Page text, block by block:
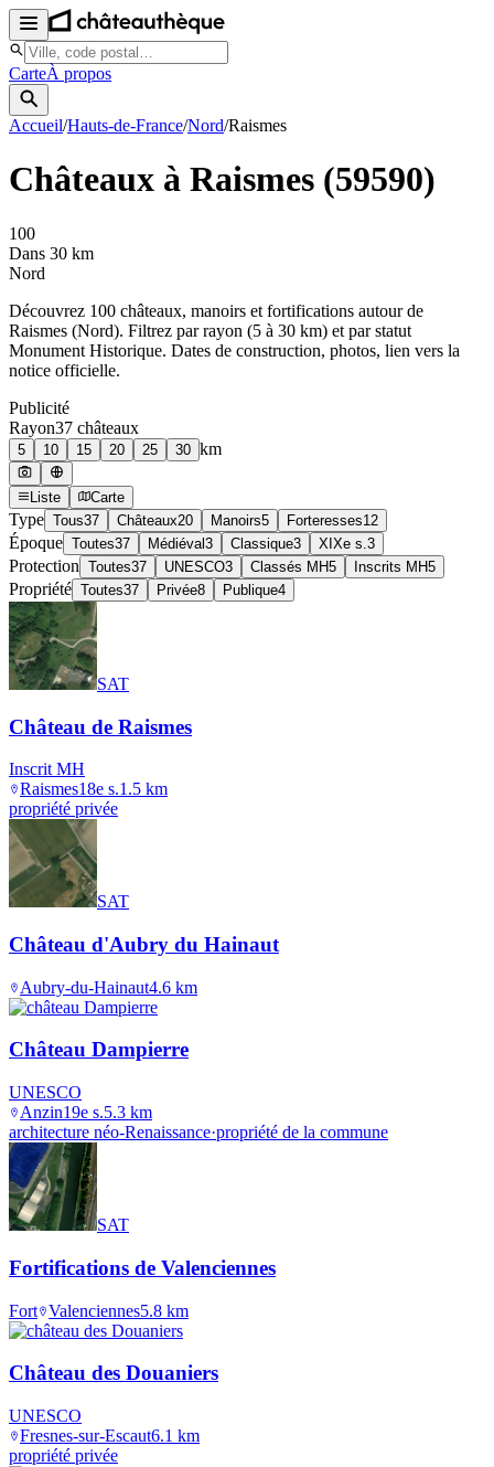
CarteÀ propos
Accueil/Hauts-de-France/Nord/Raismes
Châteaux à Raismes (59590)
100
Dans 30 km
Nord
Découvrez 100 châteaux, manoirs et fortifications autour de
Raismes (Nord). Filtrez par rayon (5 à 30 km) et par statut
Monument Historique. Dates de construction, photos, lien vers la
notice officielle.
Publicité
Rayon37 châteaux
5 10 15 20 25 30 km
Liste Carte
Type Tous37 Châteaux20 Manoirs5 Forteresses12
Époque Toutes37 Médiéval 3 Classique3 XIXe s. 3
Protection Toutes37 UNESCO3 Classés MH5 Inscrits MH5
Propriété Toutes37 Privée8 Publique4
SAT
Château de Raismes
Inscrit MH
Raismes18e s.1.5 km
propriété privée
SAT
Château d'Aubry du Hainaut
Aubry-du-Hainaut4.6 km
Château Dampierre
UNESCO
Anzin19e s.5.3 km
architecture néo-Renaissance·propriété de la commune
SAT
Fortifications de Valenciennes
Fort Valenciennes5.8 km
Château des Douaniers
UNESCO
Fresnes-sur-Escaut6.1 km
propriété privée